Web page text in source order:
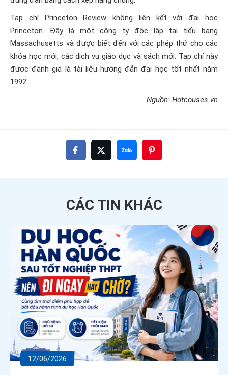
Tạp chí Princeton Review không liên kết với đại học
Princeton. Đây là một công ty đôc lập tại tiểu bang
Massachusetts và được biết đến với các phép thử cho các
khóa học mới, các dịch vu giáo dục và sách mới. Tạp chí này
được đánh giá là tài liệu hướng đẫn đại học tốt nhất năm
1992.
Nguồn: Hotcouses.vn
CÁC TIN KHÁC
12/06/2026